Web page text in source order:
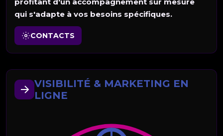
qui s'adapte à vos besoins spécifiques.
CONTACTS
VISIBILITÉ & MARKETING EN
LIGNE